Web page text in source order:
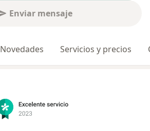
Enviar mensaje
Novedades Servicios y precios